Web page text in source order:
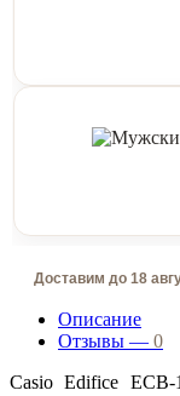
Доставим до 18
Описание
Отзывы — 0
Casio Edifice